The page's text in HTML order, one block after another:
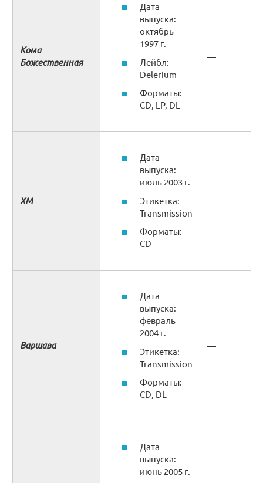
Кома
Божественная
Дата
выпуска:
октябрь
1997 г.
Лейбл:
Delerium
Форматы:
CD, LP, DL
—
XM
Дата
выпуска:
июль 2003 г.
Этикетка:
Transmission
Форматы:
CD
—
Варшава
Дата
выпуска:
февраль
2004 г.
Этикетка:
Transmission
Форматы:
CD, DL
—
Дата
выпуска:
июнь 2005 г.